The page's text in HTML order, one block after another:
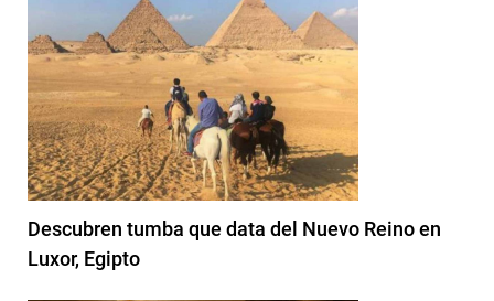
Descubren tumba que data del Nuevo Reino en
Luxor, Egipto